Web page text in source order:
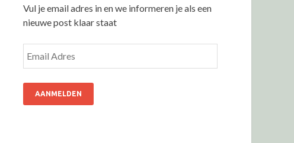
Vul je email adres in en we informeren je als een
nieuwe post klaar staat
AANMELDEN